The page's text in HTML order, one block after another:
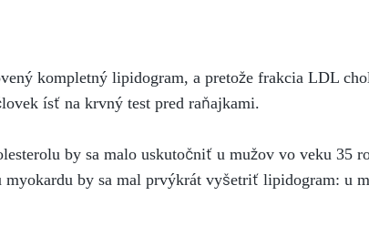
kompletný lipidogram, a pretože frakcia LDL
ísť na krvný test pred raňajkami.
by sa malo uskutočniť u mužov vo veku 35
by sa mal prvýkrát vyšetriť lipidogram: u